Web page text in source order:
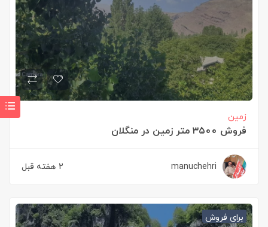
زمین
فروش ۳۵۰۰ متر زمین در منگلان
manuchehri 2 هفته قبل
برای فروش